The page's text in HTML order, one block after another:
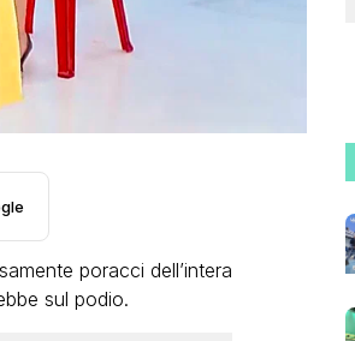
poracci dell’intera
sul podio.